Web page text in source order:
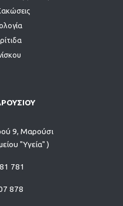
9, Μαρούσι
"Υγεία" )
781
878